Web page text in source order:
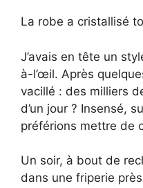
La robe a cristallisé
J’avais en tête un
à-l’œil. Après
vacillé : des milliers
d’un jour ? Insensé,
préférions mettre de
Un soir, à bout de
dans une friperie